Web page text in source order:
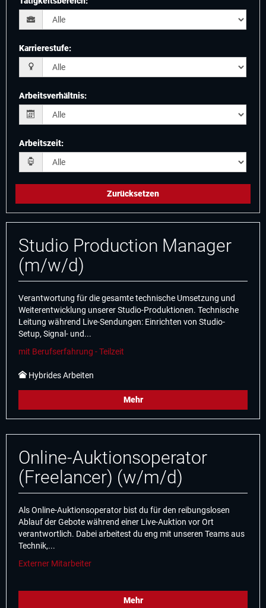
Karrierestufe:
Arbeitsverhältnis:
Arbeitszeit:
Zurücksetzen
Studio Production Manager
(m/w/d)
Verantwortung für die gesamte technische Umsetzung und
Weiterentwicklung unserer Studio-Produktionen. Technische
Leitung während Live-Sendungen: Einrichten von Studio-
Setup, Signal- und...
mit Berufserfahrung - Teilzeit
Hybrides Arbeiten
Mehr
Online-Auktionsoperator
(Freelancer) (w/m/d)
Als Online-Auktionsoperator bist du für den reibungslosen
Ablauf der Gebote während einer Live-Auktion vor Ort
verantwortlich. Dabei arbeitest du eng mit unseren Teams aus
Technik,...
Externer Mitarbeiter
Mehr